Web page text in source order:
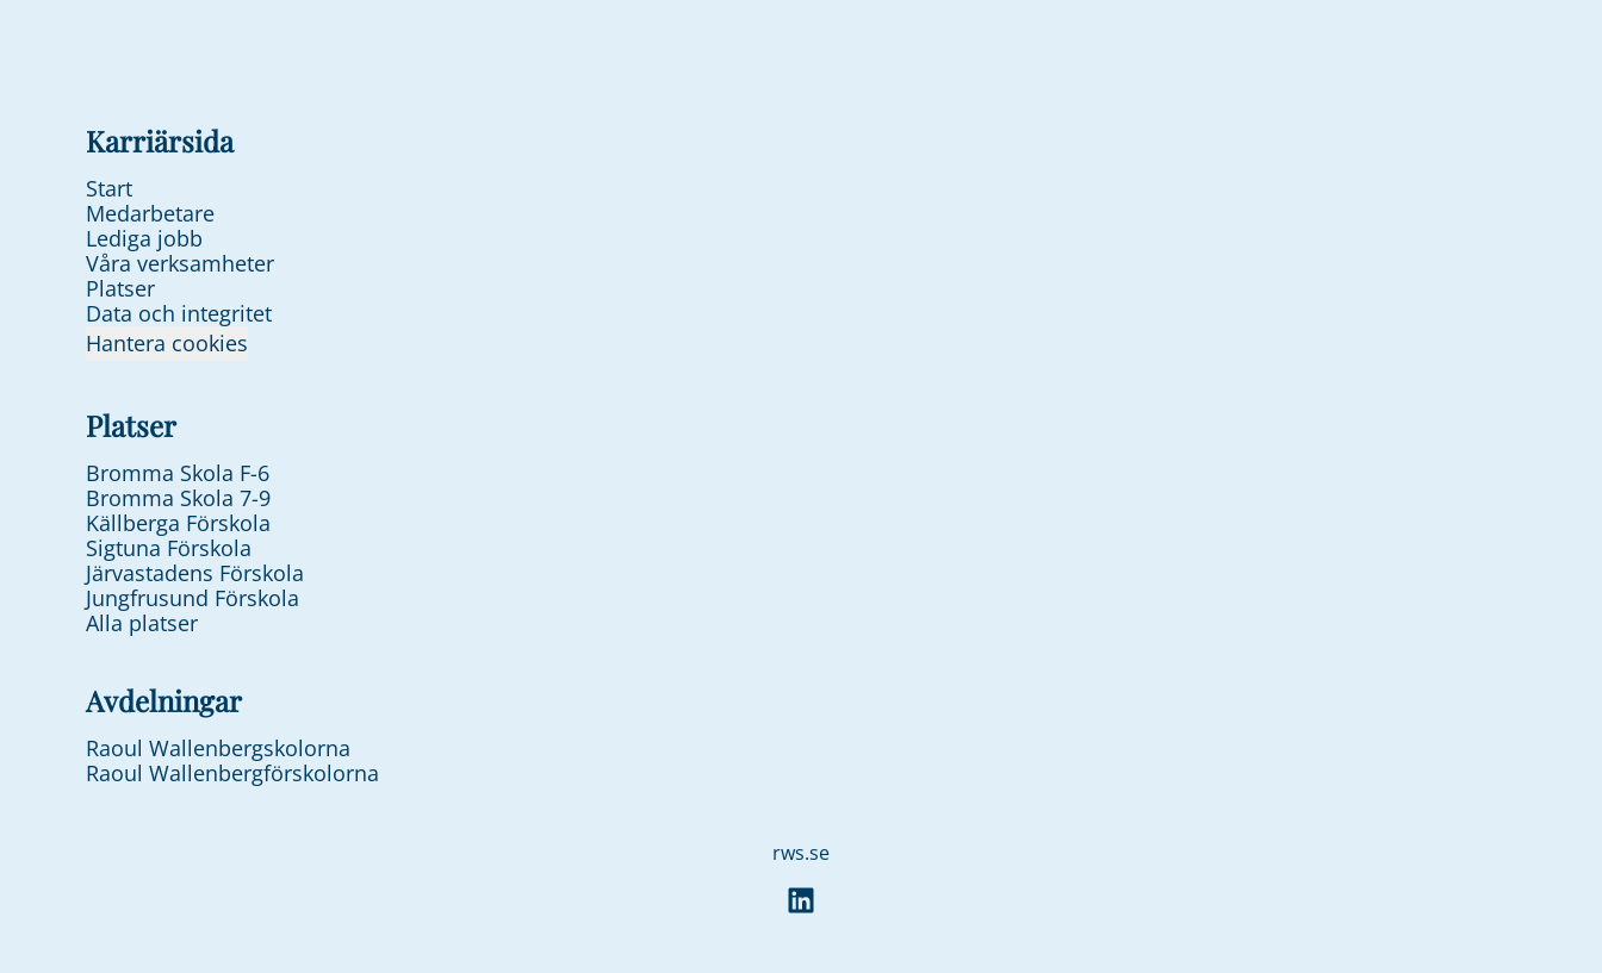
Karriärsida
Start
Medarbetare
Lediga jobb
Våra verksamheter
Platser
Data och integritet
Hantera cookies
Platser
Bromma Skola F-6
Bromma Skola 7-9
Källberga Förskola
Sigtuna Förskola
Järvastadens Förskola
Jungfrusund Förskola
Alla platser
Avdelningar
Raoul Wallenbergskolorna
Raoul Wallenbergförskolorna
rws.se